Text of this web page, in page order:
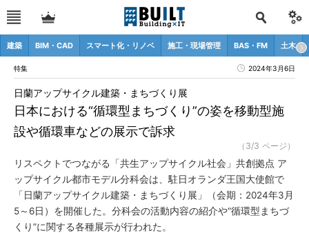
建築 BIM・CAD スマート化・リノベ 施工・現場管理 BAS・FM 土木
特集 2024年3月6日
日本における“循環型まちづくり”の姿を移動型施
設や循環車などの展示で訴求
日蘭アップサイクル建築・まちづくり展
（3/3 ページ）
リスペクトでつながる「共生アップサイクル社会」共創拠点 ア
ップサイクル都市モデル分科会は、駐日オランダ王国大使館で
「日蘭アップサイクル建築・まちづくり展」（会期：2024年3月
5～6日）を開催した。分科会の活動内容の紹介や“循環型まちづ
くり”に関する各種展示が行われた。